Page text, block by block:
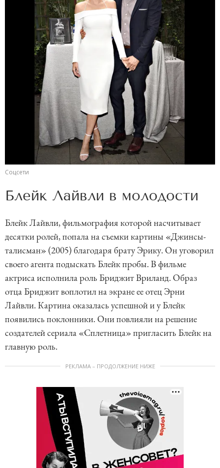
Соцсети
Блейк Лайвли в молодости
Блейк Лайвли, фильмография которой насчитывает
десятки ролей, попала на съемки картины «Джинсы-
талисман» (2005) благодаря брату Эрику. Он уговорил
своего агента подыскать Блейк пробы. В фильме
актриса исполнила роль Бриджит Вриланд. Образ
отца Бриджит воплотил на экране ее отец Эрни
Лайвли. Картина оказалась успешной и у Блейк
появились поклонники. Они повлияли на решение
создателей сериала «Сплетница» пригласить Блейк на
главную роль.
РЕКЛАМА – ПРОДОЛЖЕНИЕ НИЖЕ